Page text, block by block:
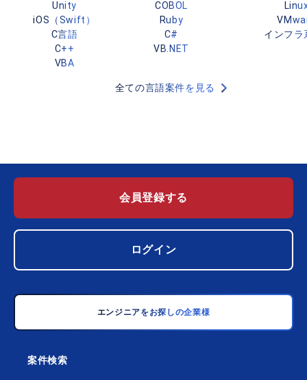
Unity
COBOL
iOS（Swift）
Ruby
C言語
C#
C++
VB.NET
VBA
全ての言語案件を見る
インフラ
会員登録する
ログイン
エンジニアをお探しの企業様
案件検索